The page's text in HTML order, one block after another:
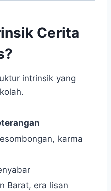
Cerita
intrinsik yang
karma
Barat, era lisan